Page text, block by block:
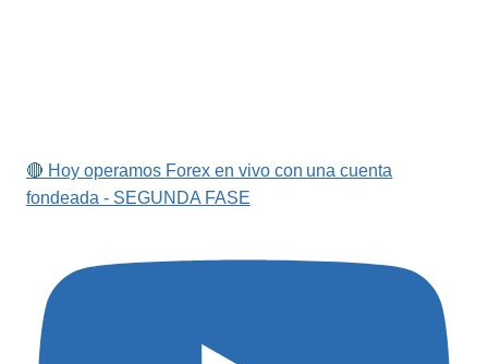
🔴 Hoy operamos Forex en vivo con una cuenta
fondeada - SEGUNDA FASE